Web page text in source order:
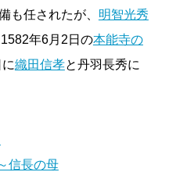
も任されたが、 明智光秀
年6月2日の本能寺の
織田信孝と丹羽長秀に
信長の母